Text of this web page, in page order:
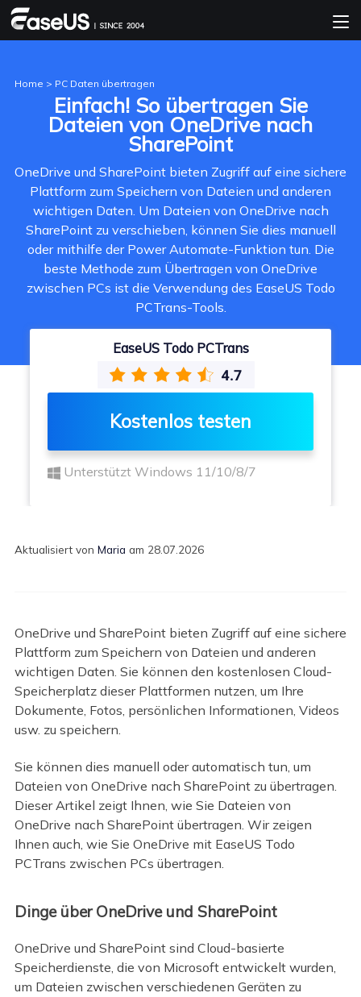
Home > PC Daten übertragen
Einfach! So übertragen Sie
Dateien von OneDrive nach
SharePoint
OneDrive und SharePoint bieten Zugriff auf eine sichere
Plattform zum Speichern von Dateien und anderen
wichtigen Daten. Um Dateien von OneDrive nach
SharePoint zu verschieben, können Sie dies manuell
oder mithilfe der Power Automate-Funktion tun. Die
beste Methode zum Übertragen von OneDrive
zwischen PCs ist die Verwendung des EaseUS Todo
PCTrans-Tools.
EaseUS Todo PCTrans
Kostenlos testen
Unterstützt Windows 11/10/8/7
Aktualisiert von Maria am 28.07.2026
OneDrive und SharePoint bieten Zugriff auf eine sichere
Plattform zum Speichern von Dateien und anderen
wichtigen Daten. Sie können den kostenlosen Cloud-
Speicherplatz dieser Plattformen nutzen, um Ihre
Dokumente, Fotos, persönlichen Informationen, Videos
usw. zu speichern.
Sie können dies manuell oder automatisch tun, um
Dateien von OneDrive nach SharePoint zu übertragen.
Dieser Artikel zeigt Ihnen, wie Sie Dateien von
OneDrive nach SharePoint übertragen. Wir zeigen
Ihnen auch, wie Sie OneDrive mit EaseUS Todo
PCTrans zwischen PCs übertragen.
Dinge über OneDrive und SharePoint
OneDrive und SharePoint sind Cloud-basierte
Speicherdienste, die von Microsoft entwickelt wurden,
um Dateien zwischen verschiedenen Geräten zu